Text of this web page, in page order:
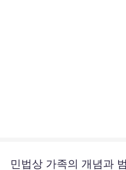
민법상 가족의 개념과